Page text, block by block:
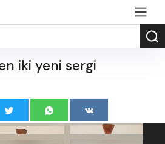
iki yeni sergi